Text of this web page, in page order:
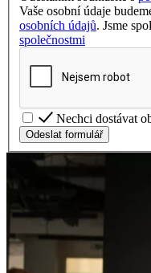
Vaše osobní údaje
osobních údajů
společnostmi
Nechci dostávat